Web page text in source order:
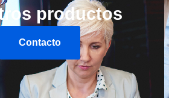
productos
Contacto